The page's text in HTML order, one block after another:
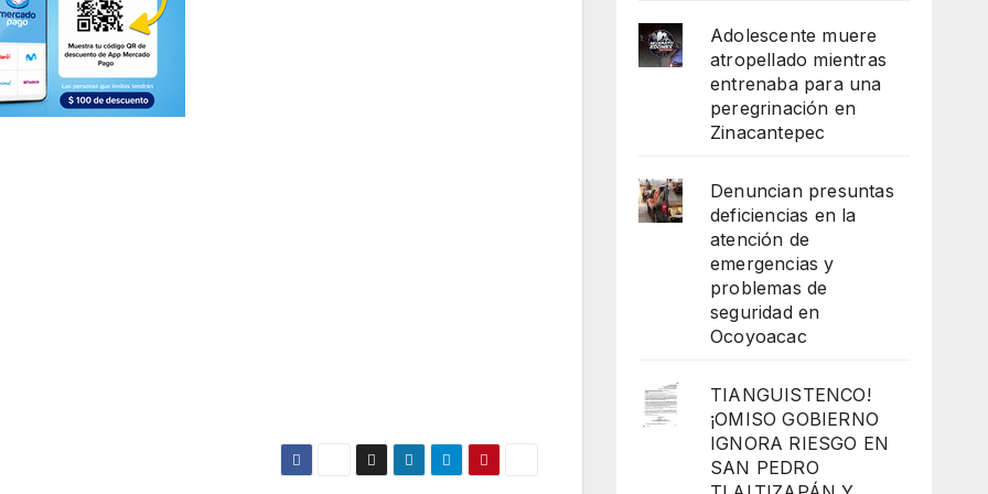
Adolescente muere
atropellado mientras
entrenaba para una
peregrinación en
Zinacantepec
Denuncian presuntas
deficiencias en la
atención de
emergencias y
problemas de
seguridad en
Ocoyoacac
TIANGUISTENCO!
¡OMISO GOBIERNO
IGNORA RIESGO EN
SAN PEDRO